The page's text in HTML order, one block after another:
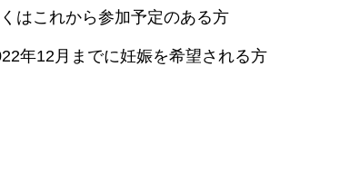
はこれから参加予定のある方
年12月までに妊娠を希望される方